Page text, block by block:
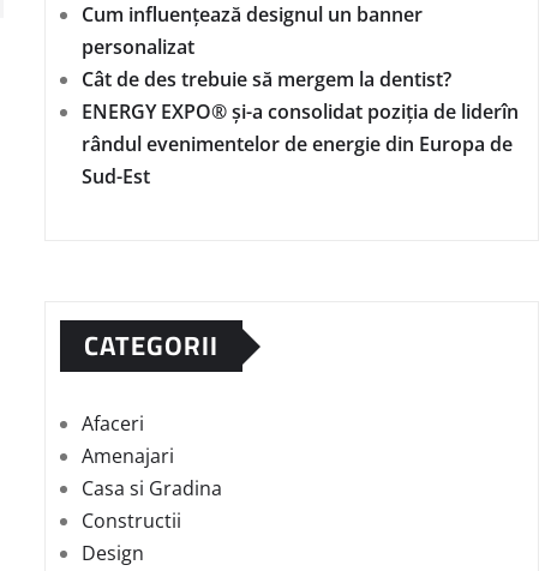
Cum influențează designul un banner
personalizat
Cât de des trebuie să mergem la dentist?
ENERGY EXPO® și-a consolidat poziția de liderîn
rândul evenimentelor de energie din Europa de
Sud-Est
CATEGORII
Afaceri
Amenajari
Casa si Gradina
Constructii
Design